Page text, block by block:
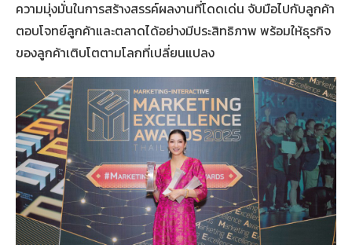
ความมุ่งมั่นในการสร้างสรรค์ผลงานที่โดดเด่น จับมือไปกับลูกค้า
ตอบโจทย์ลูกค้าและตลาดได้อย่างมีประสิทธิภาพ พร้อมให้ธุรกิจ
ของลูกค้าเติบโตตามโลกที่เปลี่ยนแปลง